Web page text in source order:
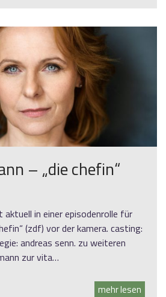
– „die chefin“
in einer episodenrolle für
(zdf) vor der kamera. casting:
andreas senn. zu weiteren
zur vita…
mehr lesen